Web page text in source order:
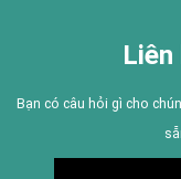
Bạn có câu hỏi gì cho